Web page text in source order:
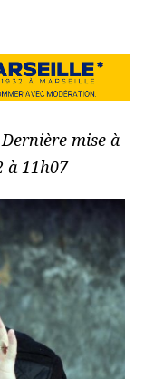
mise à
à 11h07